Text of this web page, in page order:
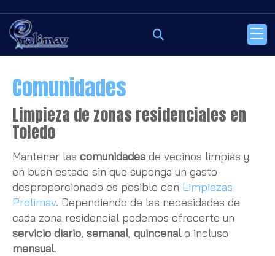
Comunidades
Limpieza de zonas residenciales en
Toledo
Mantener las comunidades de vecinos limpias y
en buen estado sin que suponga un gasto
desproporcionado es posible con Limpiezas
Prolimav. Dependiendo de las necesidades de
cada zona residencial podemos ofrecerte un
servicio diario, semanal, quincenalo incluso
mensual.